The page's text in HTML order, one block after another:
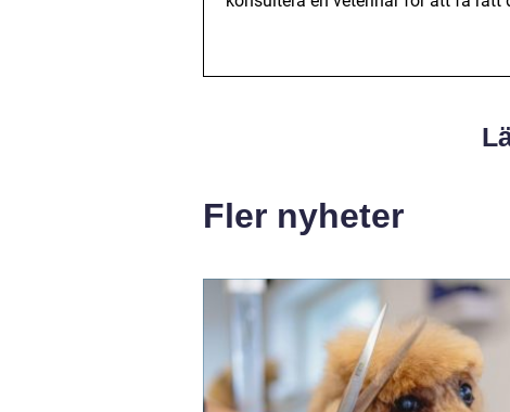
Fler nyheter